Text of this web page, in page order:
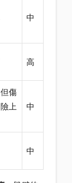
中
高
傷
上
中
中